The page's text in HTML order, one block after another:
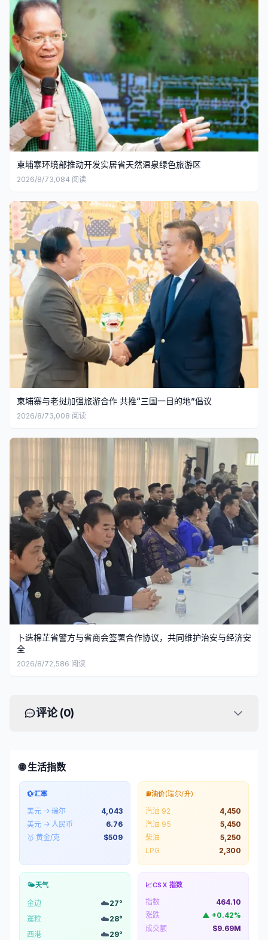
柬埔寨环境部推动开发实居省天然温泉绿色旅游区
2026/8/73,084 阅读
柬埔寨与老挝加强旅游合作 共推“三国一目的地”倡议
2026/8/73,008 阅读
卜迭棉芷省警方与省商会签署合作协议，共同维护治安与经济安
全
2026/8/72,586 阅读
评论 (0)
🌐 生活指数
💱汇率
美元 → 瑞尔
4,043
美元 → 人民币
6.76
🥇 黄金/克
$509
⛽油价(瑞尔/升)
汽油 92
4,450
汽油 95
5,450
柴油
5,250
LPG
2,300
🌤️天气
金边 ☁️27°
暹粒
☁️28°
西港
☁️29°
📈CSX 指数
指数
464.10
涨跌
▲ +0.42%
成交额
$9.69M